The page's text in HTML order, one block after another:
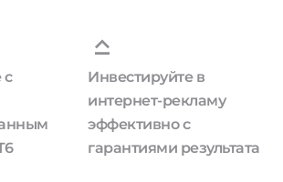
с
Инвестируйте в
интернет-рекламу
эффективно с
гарантиями результата